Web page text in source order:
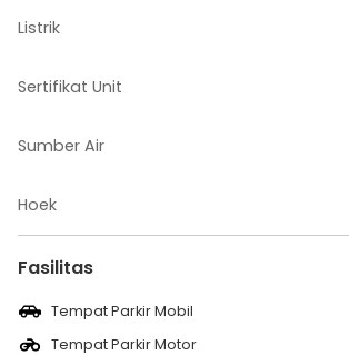
Listrik
Sertifikat Unit
Sumber Air
Hoek
Fasilitas
Tempat Parkir Mobil
Tempat Parkir Motor